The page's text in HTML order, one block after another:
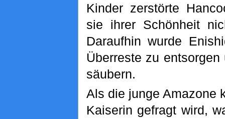
Kinder zerstörte
sie ihrer Schönheit
Daraufhin wurde
Überreste zu
säubern.
Als die junge Amazone
Kaiserin gefragt wird,